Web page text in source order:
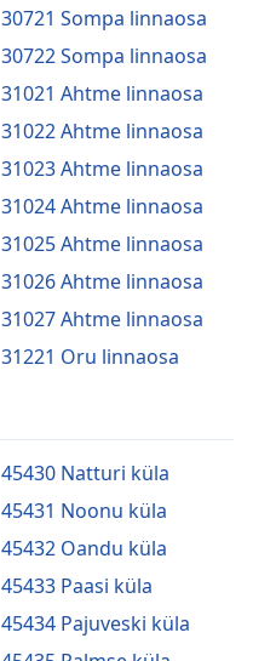
30721 Sompa linnaosa
30722 Sompa linnaosa
31021 Ahtme linnaosa
31022 Ahtme linnaosa
31023 Ahtme linnaosa
31024 Ahtme linnaosa
31025 Ahtme linnaosa
31026 Ahtme linnaosa
31027 Ahtme linnaosa
31221 Oru linnaosa
45430 Natturi küla
45431 Noonu küla
45432 Oandu küla
45433 Paasi küla
45434 Pajuveski küla